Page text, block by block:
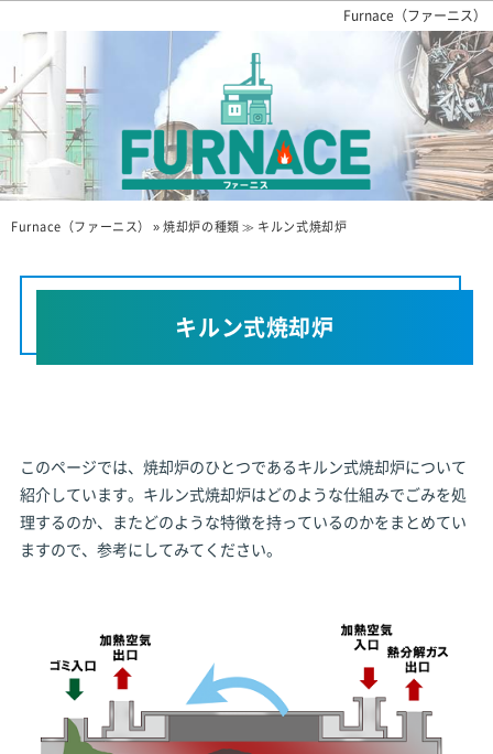
Furnace（ファーニス）
ニーズ別で知る！
Furnace（ファーニス） »焼却炉の種類≫ キルン式焼却炉
キルン式焼却炉
このページでは、焼却炉のひとつであるキルン式焼却炉について
紹介しています。キルン式焼却炉はどのような仕組みでごみを処
理するのか、またどのような特徴を持っているのかをまとめてい
ますので、参考にしてみてください。